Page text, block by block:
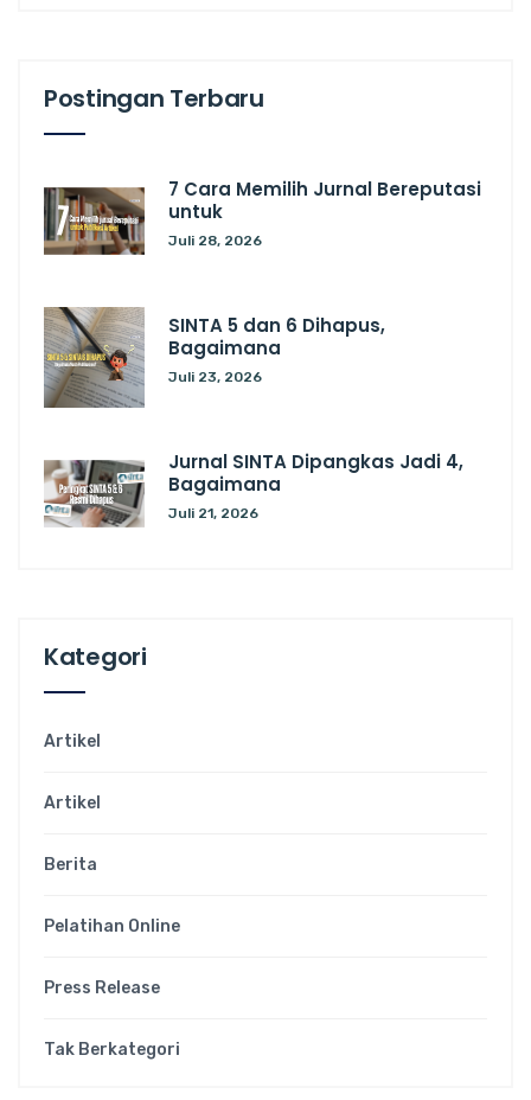
Postingan Terbaru
7 Cara Memilih Jurnal Bereputasi
untuk
Juli 28, 2026
SINTA 5 dan 6 Dihapus,
Bagaimana
Juli 23, 2026
Jurnal SINTA Dipangkas Jadi 4,
Bagaimana
Juli 21, 2026
Kategori
Artikel
Artikel
Berita
Pelatihan Online
Press Release
Tak Berkategori